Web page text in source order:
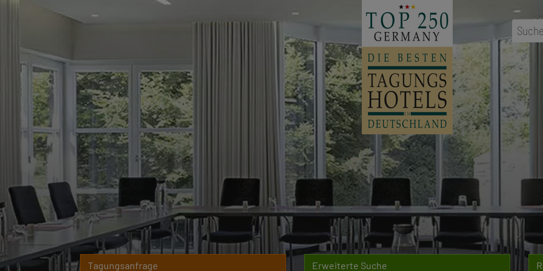
...Ort,
Tagungsanfrage Erweiterte Suche